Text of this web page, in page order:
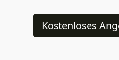
Kostenloses